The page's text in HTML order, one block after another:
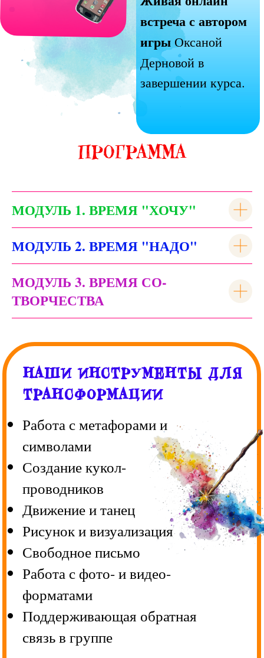
ПРОГРАММА
МОДУЛЬ 1. ВРЕМЯ "ХОЧУ"
МОДУЛЬ 2. ВРЕМЯ "НАДО"
МОДУЛЬ 3. ВРЕМЯ СО-
ТВОРЧЕСТВА
Формат: уроки в ЛК на
Геткурсе + Телеграм-канал
для обратной связи